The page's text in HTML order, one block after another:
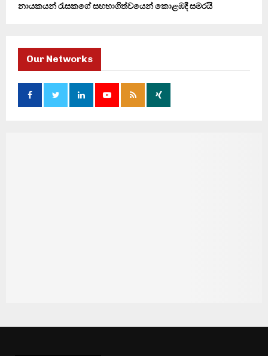
නායකයන් රැසකගේ සහභාගිත්වයෙන් කොළඹදී සමරයි
Our Networks